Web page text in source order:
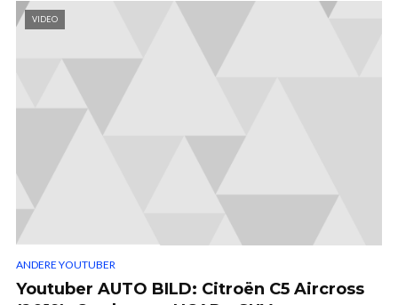
VIDEO
ANDERE YOUTUBER
Youtuber AUTO BILD: Citroën C5 Aircross